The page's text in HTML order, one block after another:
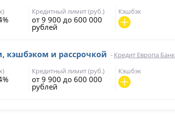
Кредитный лимит (руб.)
от 9 900 до 600 000
рублей
Кэшбэк
кэшбэком и рассрочкой - Кредит Европа Банк
Кредитный лимит (руб.)
от 9 900 до 600 000
рублей
Кэшбэк